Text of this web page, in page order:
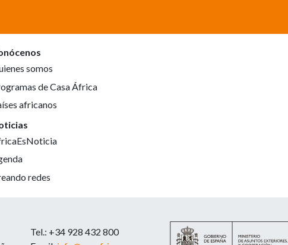
somos
de Casa África
africanos
redes
Tel.: +34 928 432 800